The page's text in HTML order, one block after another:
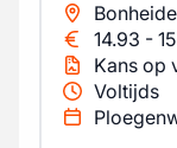
14.93 - 15
Kans op
Voltijds